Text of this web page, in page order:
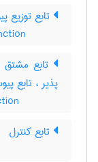
تابع توزیع
تابع مشتق
پذیر ، تابع
تابع کنترل